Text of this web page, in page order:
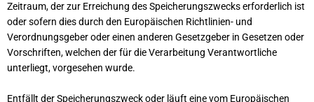
Zeitraum, der zur Erreichung des Speicherungszwecks erforderlich ist
oder sofern dies durch den Europäischen Richtlinien- und
Verordnungsgeber oder einen anderen Gesetzgeber in Gesetzen oder
Vorschriften, welchen der für die Verarbeitung Verantwortliche
unterliegt, vorgesehen wurde.
Entfällt der Speicherungszweck oder läuft eine vom Europäischen